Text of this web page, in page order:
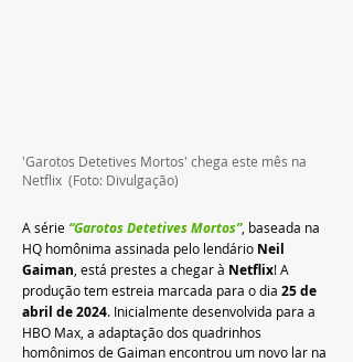
'Garotos Detetives Mortos' chega este mês na
Netflix  (Foto: Divulgação)
A série “Garotos Detetives Mortos”, baseada na
HQ homônima assinada pelo lendário Neil
Gaiman , está prestes a chegar à Netflix! A
produção tem estreia marcada para o dia 25 de
abril de 2024. Inicialmente desenvolvida para a
HBO Max, a adaptação dos quadrinhos
homônimos de Gaiman encontrou um novo lar na